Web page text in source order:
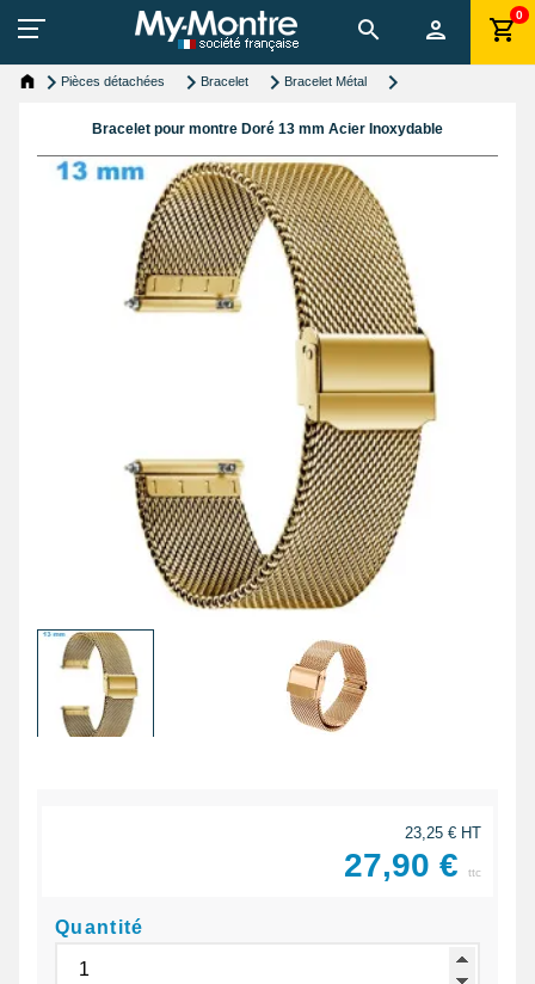
0
Pièces détachées Bracelet Bracelet Métal
Bracelet pour montre Doré 13 mm Acier Inoxydable
23,25 € HT
27,90 € ttc
Quantité